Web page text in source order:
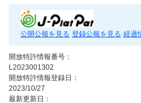
公開公報を見る 登録公報を見る 経過
開放特許情報番号：
L2023001302
開放特許情報登録日：
2023/10/27
最新更新日：